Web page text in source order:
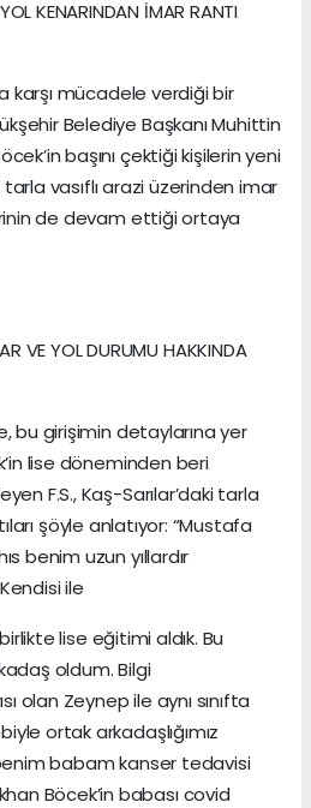
KENARINDAN İMAR RANTI
karşı mücadele verdiği bir
Belediye Başkanı Muhittin
başını çektiği kişilerin yeni
tarla vasıflı arazi üzerinden imar
de devam ettiği ortaya
VE YOL DURUMU HAKKINDA
bu girişimin detaylarına yer
lise döneminden beri
F.S., Kaş-Sarılar’daki tarla
şöyle anlatıyor: “Mustafa
benim uzun yıllardır
ile
lise eğitimi aldık. Bu
oldum. Bilgi
olan Zeynep ile aynı sınıfta
ortak arkadaşlığımız
babam kanser tedavisi
Böcek’in babası covid